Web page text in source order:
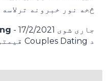
څخه نور خبرونه ترلاسه
جاری شوی - 17/2/2021
د Couples Dating قیمتونه: